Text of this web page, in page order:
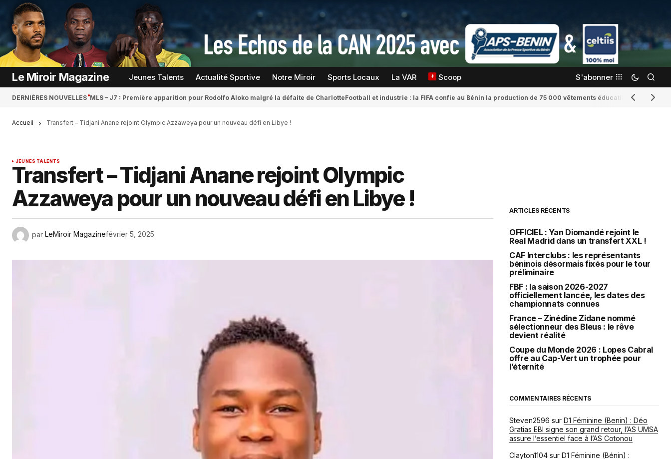
Le Miroir Magazine Jeunes Talents Actualité Sportive Notre Miroir Sports Locaux La VAR Scoop S'abonner
DERNIÈRES NOUVELLES MLS – J7 : Première apparition pour Rodolfo Aloko malgré la défaite de CharlotteFootball et industrie : la FIFA confie au Bénin la production de 75 000 vêtements éducatifs Romaine
Accueil Transfert – Tidjani Anane rejoint Olympic Azzaweya pour un nouveau défi en Libye !
JEUNES TALENTS
Transfert – Tidjani Anane rejoint Olympic
Azzaweya pour un nouveau défi en Libye !
par LeMiroir Magazinefévrier 5, 2025
ARTICLES RÉCENTS
OFFICIEL : Yan Diomandé rejoint le
Real Madrid dans un transfert XXL !
CAF Interclubs : les représentants
béninois désormais fixés pour le tour
préliminaire
FBF : la saison 2026-2027
officiellement lancée, les dates des
championnats connues
France – Zinédine Zidane nommé
sélectionneur des Bleus : le rêve
devient réalité
Coupe du Monde 2026 : Lopes Cabral
offre au Cap-Vert un trophée pour
l’éternité
COMMENTAIRES RÉCENTS
Steven2596 sur D1 Féminine (Benin) : Déo
Gratias EBI signe son grand retour, l’AS UMSA
assure l’essentiel face à l’AS Cotonou
Clayton1104 sur D1 Féminine (Bénin) :